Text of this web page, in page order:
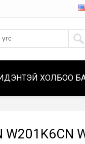
ХОЛБОО
W201K6CN